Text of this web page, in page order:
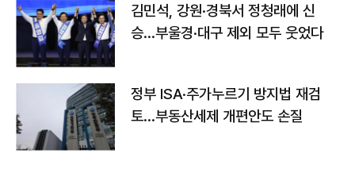
김민석, 강원·경북서 정청래에 신
승…부울경·대구 제외 모두 웃었다
정부 ISA·주가누르기 방지법 재검
토…부동산세제 개편안도 손질